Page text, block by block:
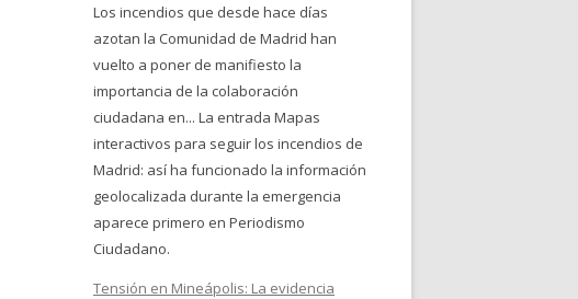
Los incendios que desde hace días
azotan la Comunidad de Madrid han
vuelto a poner de manifiesto la
importancia de la colaboración
ciudadana en... La entrada Mapas
interactivos para seguir los incendios de
Madrid: así ha funcionado la información
geolocalizada durante la emergencia
aparece primero en Periodismo
Ciudadano.
Tensión en Mineápolis: La evidencia